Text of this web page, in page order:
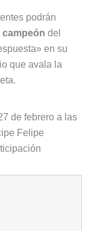
podrán
del
en su
que avala la
de febrero a las
Felipe